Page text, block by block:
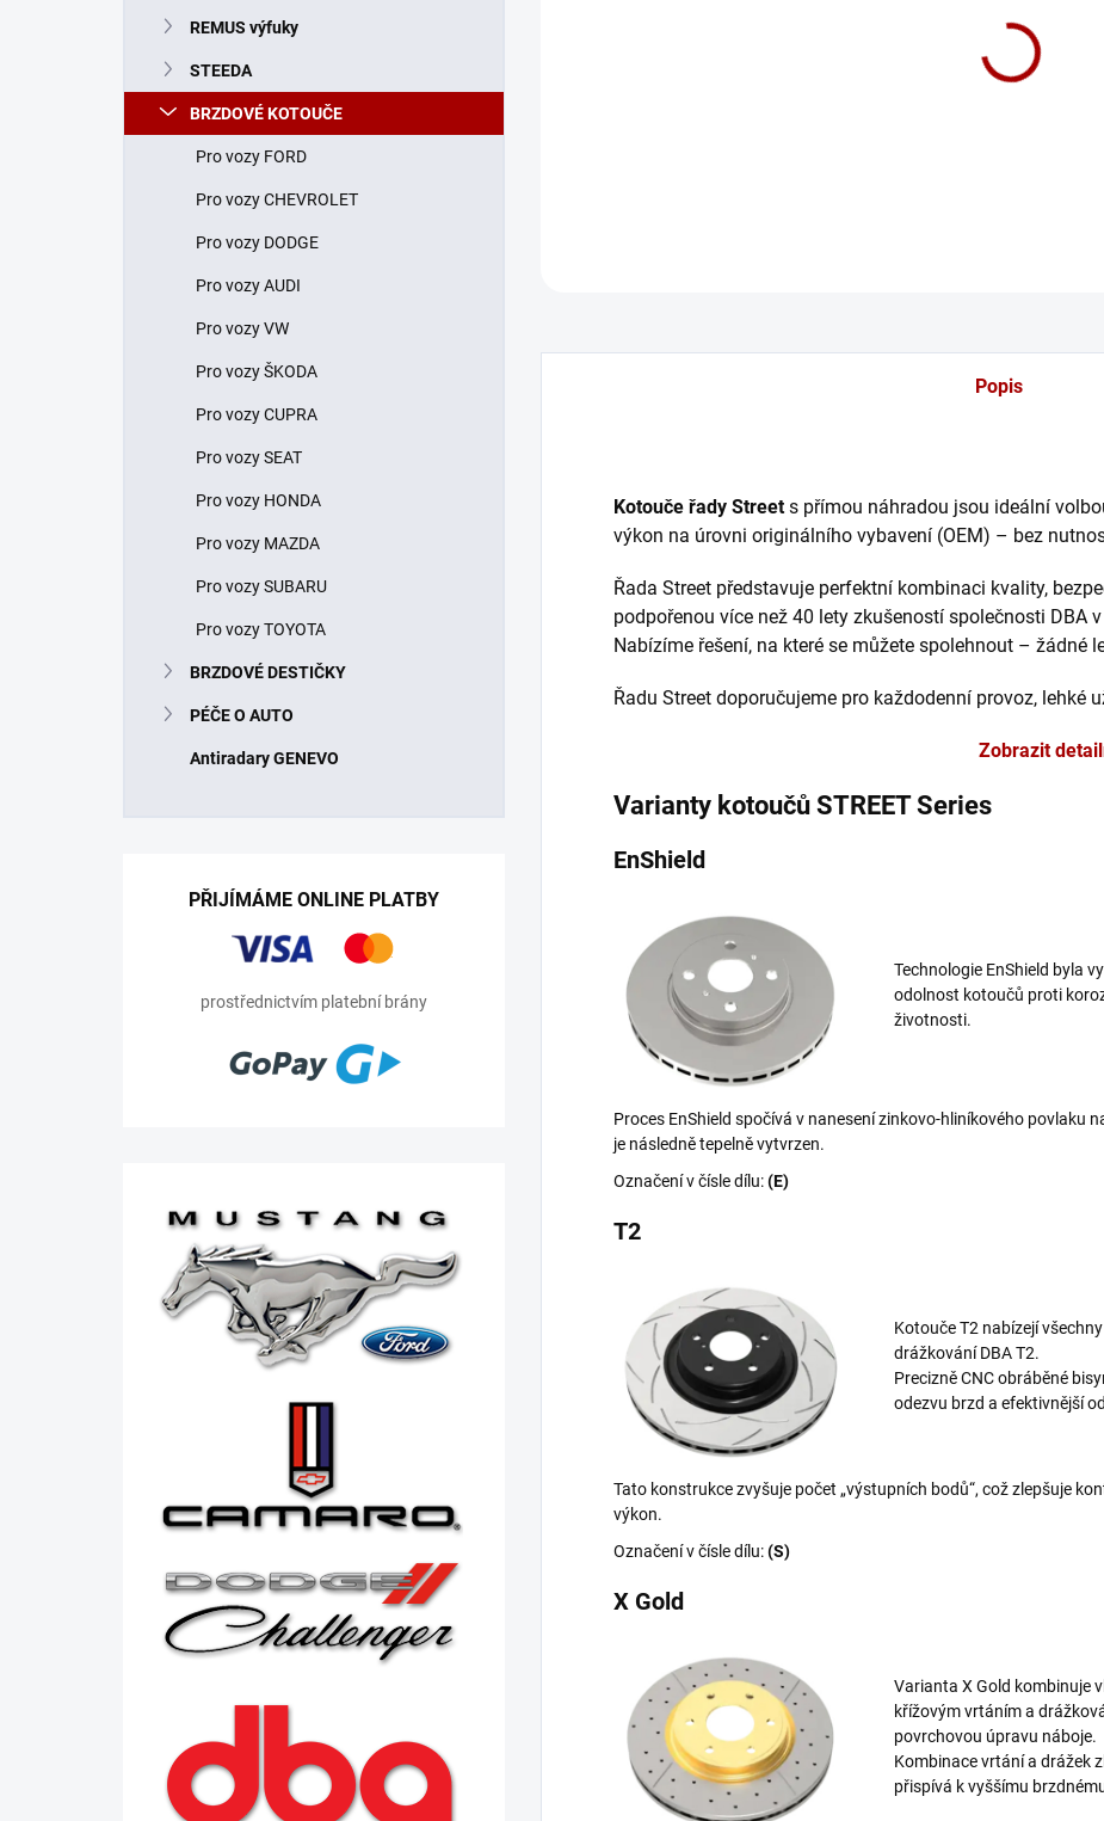
a
e
REMUS výfuky
STEEDA
BRZDOVÉ KOTOUČE
Pro vozy FORD
Pro vozy CHEVROLET
Pro vozy DODGE
Pro vozy AUDI
Pro vozy VW
Pro vozy ŠKODA
Pro vozy CUPRA
Pro vozy SEAT
Pro vozy HONDA
Pro vozy MAZDA
Pro vozy SUBARU
Pro vozy TOYOTA
BRZDOVÉ DESTIČKY
PÉČE O AUTO
Antiradary GENEVO
PŘIJÍMÁME ONLINE PLATBY
prostřednictvím platební brány
Popis
Kotouče řady Streets přímou náhradou jsou ideální
výkon na úrovni originálního vybavení (OEM) – bez
Řada Street představuje perfektní kombinaci kvality,
podpořenou více než 40 lety zkušeností společnosti DBA
Nabízíme řešení, na které se můžete spolehnout – žádné
Řadu Street doporučujeme pro každodenní provoz, lehké
Zobrazit
Varianty kotoučů STREET Series
EnShield
Technologie EnShield byla
odolnost kotoučů proti
životnosti.
Proces EnShield spočívá v nanesení zinkovo-hliníkového povlaku
je následně tepelně vytvrzen.
Označení v čísle dílu:(E)
T2
Kotouče T2 nabízejí
drážkování DBA T2.
Precizně CNC obráběné
odezvu brzd a efektivnější
Tato konstrukce zvyšuje počet „výstupních bodů“, což zlepšuje
výkon.
Označení v čísle dílu:(S)
X Gold
Varianta X Gold kombinuje
křížovým vrtáním a
povrchovou úpravu náboje.
Kombinace vrtání a drážek
přispívá k vyššímu